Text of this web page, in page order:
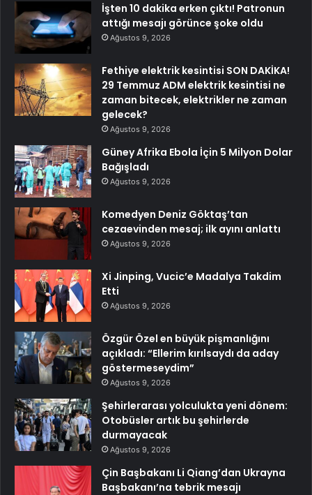
İşten 10 dakika erken çıktı! Patronun
attığı mesajı görünce şoke oldu
Ağustos 9, 2026
Fethiye elektrik kesintisi SON DAKİKA!
29 Temmuz ADM elektrik kesintisi ne
zaman bitecek, elektrikler ne zaman
gelecek?
Ağustos 9, 2026
Güney Afrika Ebola İçin 5 Milyon Dolar
Bağışladı
Ağustos 9, 2026
Komedyen Deniz Göktaş’tan
cezaevinden mesaj; ilk ayını anlattı
Ağustos 9, 2026
Xi Jinping, Vucic’e Madalya Takdim
Etti
Ağustos 9, 2026
Özgür Özel en büyük pişmanlığını
açıkladı: “Ellerim kırılsaydı da aday
göstermeseydim”
Ağustos 9, 2026
Şehirlerarası yolculukta yeni dönem:
Otobüsler artık bu şehirlerde
durmayacak
Ağustos 9, 2026
Çin Başbakanı Li Qiang’dan Ukrayna
Başbakanı’na tebrik mesajı